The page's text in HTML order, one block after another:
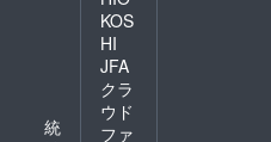
統
KOS
HI
JFA
クラ
ウド
ファ